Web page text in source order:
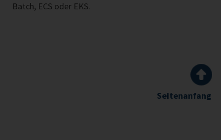
Batch, ECS oder EKS.
Seitenanfang